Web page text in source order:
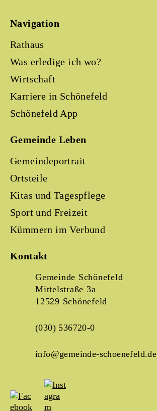
Navigation
Rathaus
Was erledige ich wo?
Wirtschaft
Karriere in Schönefeld
Schönefeld App
Gemeinde Leben
Gemeindeportrait
Ortsteile
Kitas und Tagespflege
Sport und Freizeit
Kümmern im Verbund
Kontakt
Gemeinde Schönefeld
Mittelstraße 3a
12529 Schönefeld
(030) 536720-0
info@gemeinde-schoenefeld.de